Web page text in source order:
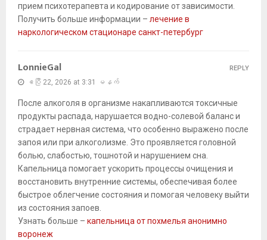
прием психотерапевта и кодирование от зависимости.
Получить больше информации – лечение в
наркологическом стационаре санкт-петербург
LonnieGal
ဧပြီ 22, 2026 at 3:31 မနက်
После алкоголя в организме накапливаются токсичные
продукты распада, нарушается водно-солевой баланс и
страдает нервная система, что особенно выражено после
запоя или при алкоголизме. Это проявляется головной
болью, слабостью, тошнотой и нарушением сна.
Капельница помогает ускорить процессы очищения и
восстановить внутренние системы, обеспечивая более
быстрое облегчение состояния и помогая человеку выйти
из состояния запоев.
Узнать больше – капельница от похмелья анонимно
воронеж
REPLY